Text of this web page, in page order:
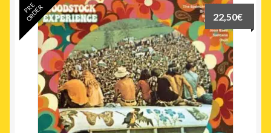
22,50€
PRE
ORDER